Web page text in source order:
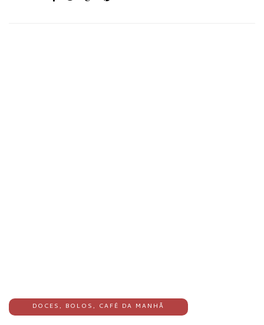
DOCES, BOLOS, CAFÉ DA MANHÃ